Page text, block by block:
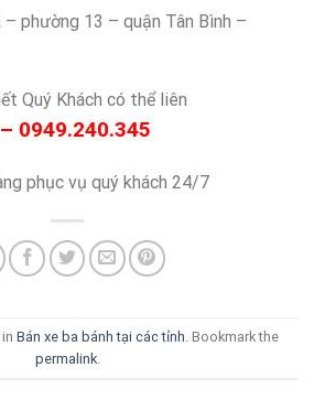
phường 13 – quận Tân Bình –
Quý Khách có thể liên
0949.240.345
phục vụ quý khách 24/7
Bán xe ba bánh tại các tỉnh . Bookmark the
permalink.